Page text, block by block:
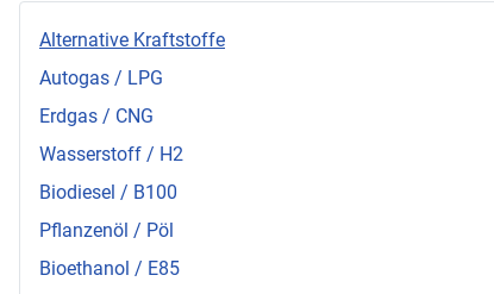
Alternative Kraftstoffe
Autogas / LPG
Erdgas / CNG
Wasserstoff / H2
Biodiesel / B100
Pflanzenöl / Pöl
Bioethanol / E85